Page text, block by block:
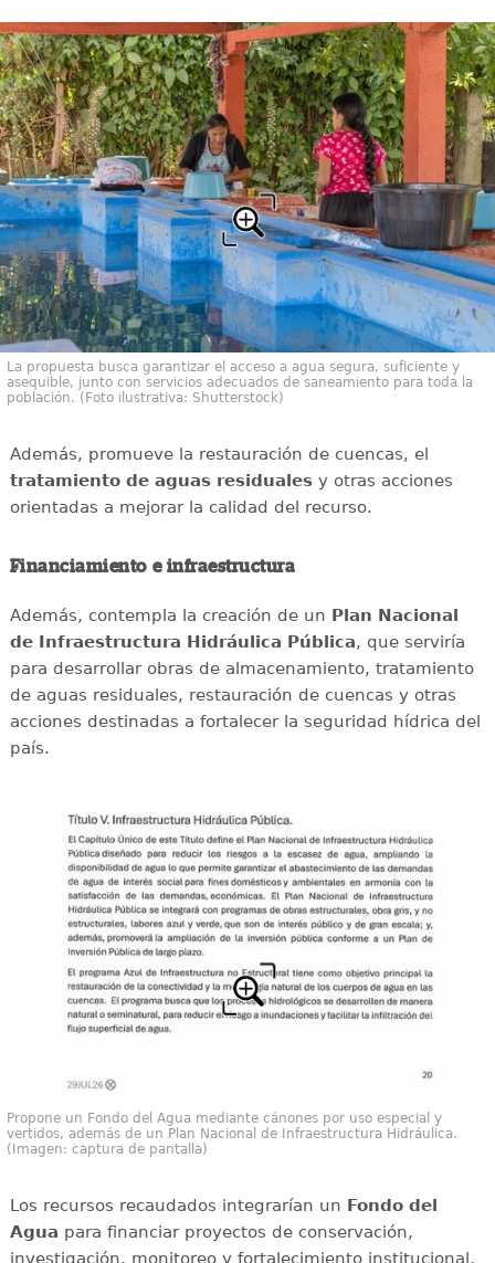
La propuesta busca garantizar el acceso a agua segura, suficiente y
asequible, junto con servicios adecuados de saneamiento para toda la
población. (Foto ilustrativa: Shutterstock)
Además, promueve la restauración de cuencas, el
tratamiento de aguas residualesy otras acciones
orientadas a mejorar la calidad del recurso.
Financiamiento e infraestructura
Además, contempla la creación de un Plan Nacional
de Infraestructura Hidráulica Pública, que serviría
para desarrollar obras de almacenamiento, tratamiento
de aguas residuales, restauración de cuencas y otras
acciones destinadas a fortalecer la seguridad hídrica del
país.
Propone un Fondo del Agua mediante cánones por uso especial y
vertidos, además de un Plan Nacional de Infraestructura Hidráulica.
(Imagen: captura de pantalla)
Los recursos recaudados integrarían un Fondo del
Agua para financiar proyectos de conservación,
investigación, monitoreo y fortalecimiento institucional,